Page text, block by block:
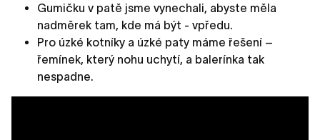
Gumičku v patě jsme vynechali, abyste měla
nadměrek tam, kde má být - vpředu.
Pro úzké kotníky a úzké paty máme řešení –
řemínek, který nohu uchytí, a balerínka tak
nespadne.